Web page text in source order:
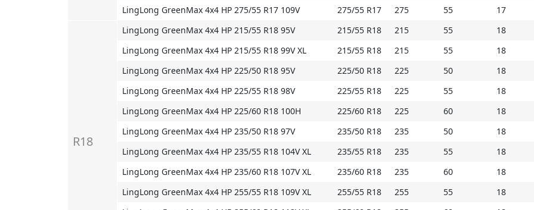
LingLong GreenMax 4x4 HP 275/55 R17 109V
275/55 R17 275 55 17
R18
LingLong GreenMax 4x4 HP 215/55 R18 95V 215/55 R18 215 55 18
LingLong GreenMax 4x4 HP 215/55 R18 99V XL
215/55 R18 215 55 18
LingLong GreenMax 4x4 HP 225/50 R18 95V
225/50 R18 225 50 18
LingLong GreenMax 4x4 HP 225/55 R18 98V
225/55 R18 225 55 18
LingLong GreenMax 4x4 HP 225/60 R18 100H
225/60 R18 225 60 18
LingLong GreenMax 4x4 HP 235/50 R18 97V
235/50 R18 235 50 18
LingLong GreenMax 4x4 HP 235/55 R18 104V XL
235/55 R18 235 55 18
LingLong GreenMax 4x4 HP 235/60 R18 107V XL
235/60 R18 235 60 18
LingLong GreenMax 4x4 HP 255/55 R18 109V XL
255/55 R18 255 55 18